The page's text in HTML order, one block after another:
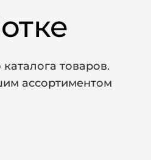
товаров.
ассортиментом